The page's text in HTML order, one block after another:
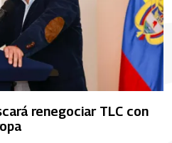
renegociar TLC con